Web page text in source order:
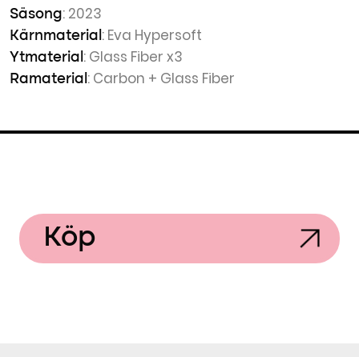
Säsong: 2023
Kärnmaterial : Eva Hypersoft
Ytmaterial : Glass Fiber x3
Ramaterial : Carbon + Glass Fiber
Köp